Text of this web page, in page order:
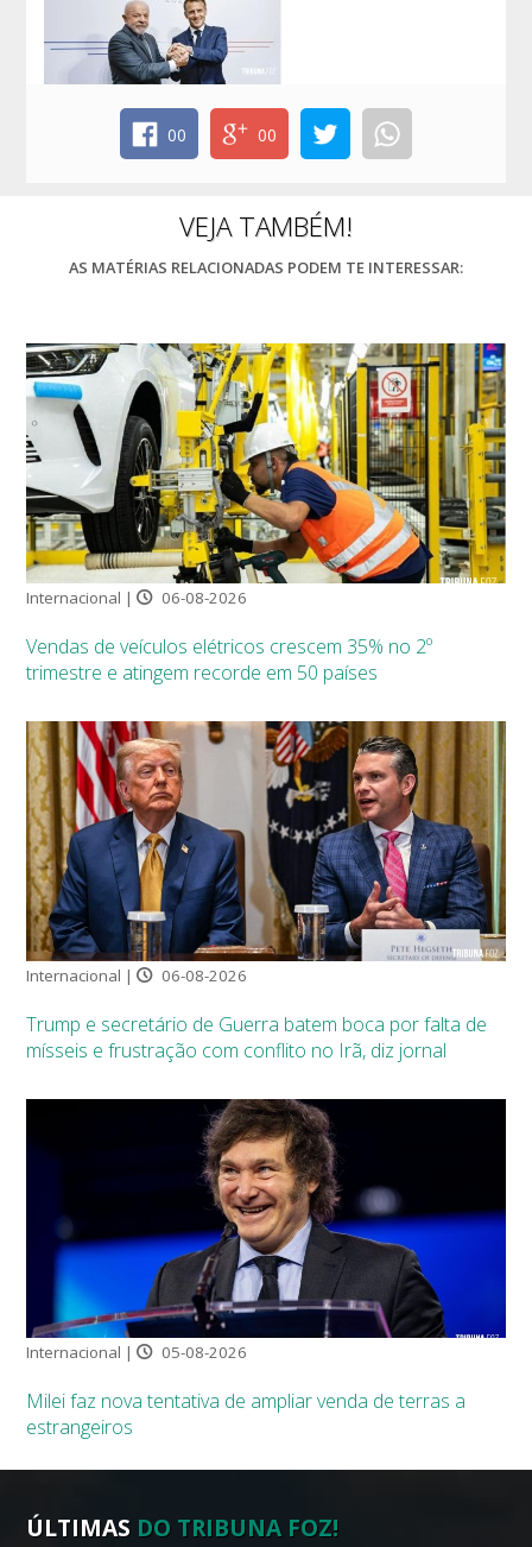
00 00
VEJA TAMBÉM!
AS MATÉRIAS RELACIONADAS PODEM TE INTERESSAR:
Internacional | 06-08-2026
Vendas de veículos elétricos crescem 35% no 2º
trimestre e atingem recorde em 50 países
Internacional | 06-08-2026
Trump e secretário de Guerra batem boca por falta de
mísseis e frustração com conflito no Irã, diz jornal
Internacional | 05-08-2026
Milei faz nova tentativa de ampliar venda de terras a
estrangeiros
ÚLTIMAS DO TRIBUNA FOZ!